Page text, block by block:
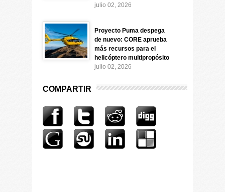
julio 02, 2026
Proyecto Puma despega
de nuevo: CORE aprueba
más recursos para el
helicóptero multipropósito
julio 02, 2026
COMPARTIR